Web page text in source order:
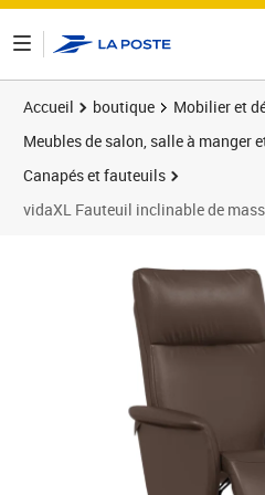
Accueil boutique
Mobilier et
Meubles de salon, salle à manger
Canapés et fauteuils
vidaXL Fauteuil inclinable de